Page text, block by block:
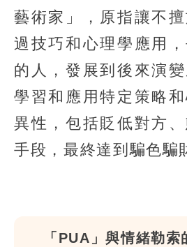
藝術家」，原指讓不
過技巧和心理學應用
的人，發展到後來演
學習和應用特定策略
異性，包括貶低對方
手段，最終達到騙色騙
「PUA」與情緒勒索